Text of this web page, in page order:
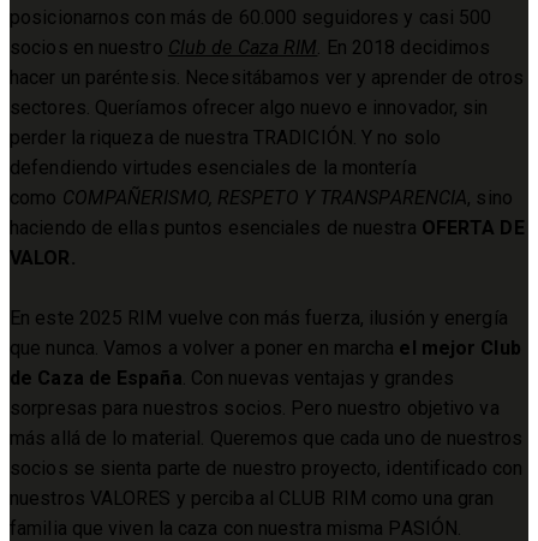
posicionarnos con más de 60.000 seguidores y casi 500
socios en nuestro Club de Caza RIM. En 2018 decidimos
hacer un paréntesis. Necesitábamos ver y aprender de otros
sectores. Queríamos ofrecer algo nuevo e innovador, sin
perder la riqueza de nuestra TRADICIÓN. Y no solo
defendiendo virtudes esenciales de la montería
como COMPAÑERISMO, RESPETO Y TRANSPARENCIA, sino
haciendo de ellas puntos esenciales de nuestra OFERTA DE
VALOR.
En este 2025 RIM vuelve con más fuerza, ilusión y energía
que nunca. Vamos a volver a poner en marcha el mejor Club
de Caza de España. Con nuevas ventajas y grandes
sorpresas para nuestros socios. Pero nuestro objetivo va
más allá de lo material. Queremos que cada uno de nuestros
socios se sienta parte de nuestro proyecto, identificado con
nuestros VALORES y perciba al CLUB RIM como una gran
familia que viven la caza con nuestra misma PASIÓN.